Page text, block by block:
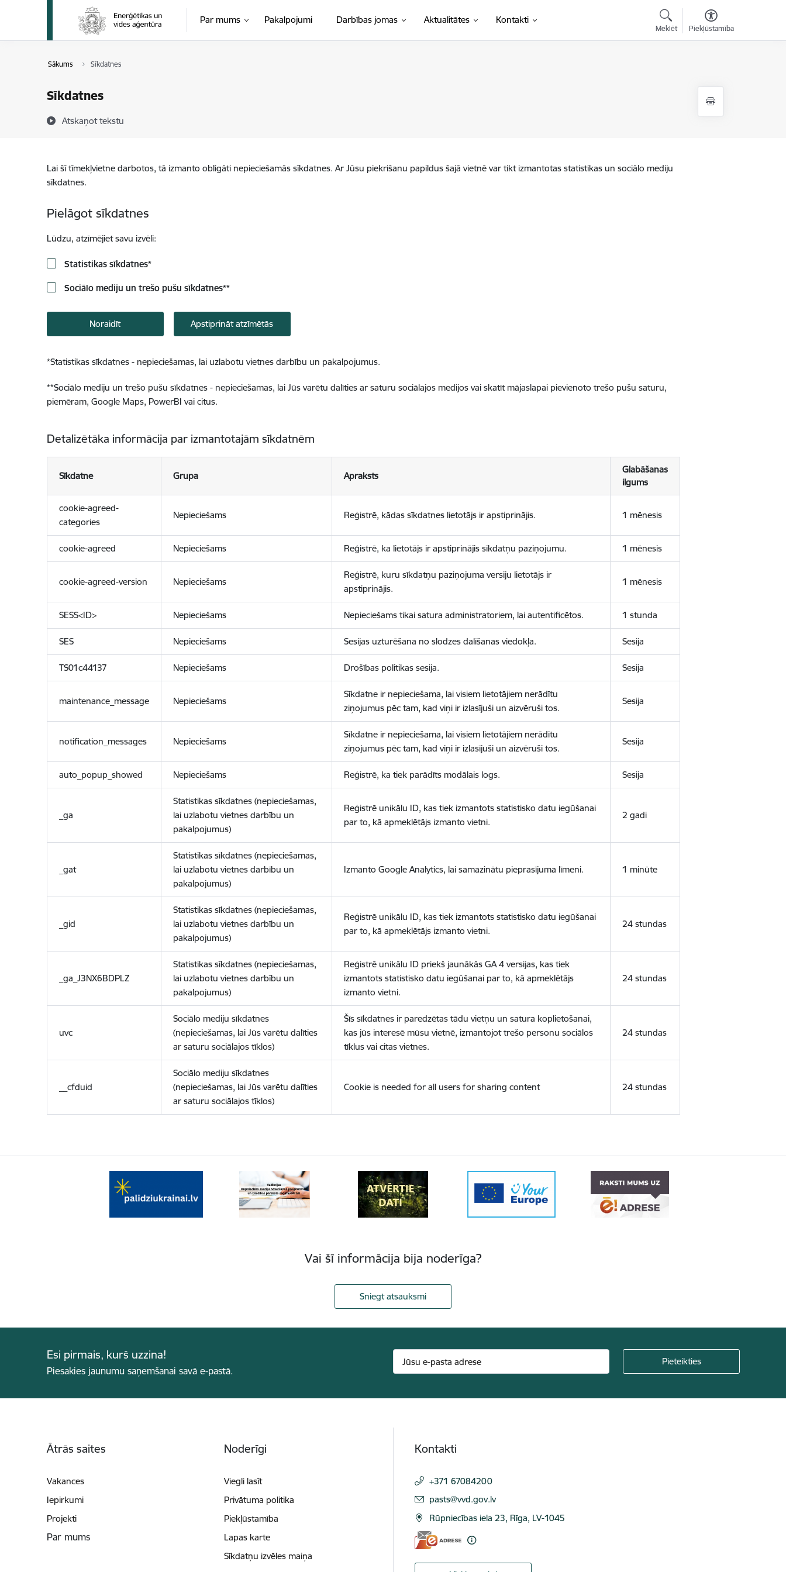
Pāriet uz lapas saturu
Par mums Pakalpojumi Darbības jomas Aktualitātes Kontakti
Meklēt Piekļūstamība
Sākums Sīkdatnes
Sīkdatnes
Atskaņot tekstu
Lai šī tīmekļvietne darbotos, tā izmanto obligāti nepieciešamās sīkdatnes. Ar Jūsu piekrišanu papildus šajā vietnē var tikt izmantotas statistikas un sociālo mediju
sīkdatnes.
Pielāgot sīkdatnes
Lūdzu, atzīmējiet savu izvēli:
Statistikas sīkdatnes*
Sociālo mediju un trešo pušu sīkdatnes**
Noraidīt Apstiprināt atzīmētās
*Statistikas sīkdatnes - nepieciešamas, lai uzlabotu vietnes darbību un pakalpojumus.
**Sociālo mediju un trešo pušu sīkdatnes - nepieciešamas, lai Jūs varētu dalīties ar saturu sociālajos medijos vai skatīt mājaslapai pievienoto trešo pušu saturu,
piemēram, Google Maps, PowerBI vai citus.
Detalizētāka informācija par izmantotajām sīkdatnēm
Sīkdatne Grupa Apraksts
Glabāšanas
ilgums
cookie-agreed-
categories
Nepieciešams Reģistrē, kādas sīkdatnes lietotājs ir apstiprinājis. 1 mēnesis
cookie-agreed Nepieciešams Reģistrē, ka lietotājs ir apstiprinājis sīkdatņu paziņojumu. 1 mēnesis
cookie-agreed-version Nepieciešams
Reģistrē, kuru sīkdatņu paziņojuma versiju lietotājs ir
apstiprinājis.
1 mēnesis
SESS<ID> Nepieciešams Nepieciešams tikai satura administratoriem, lai autentificētos. 1 stunda
SES Nepieciešams Sesijas uzturēšana no slodzes dalīšanas viedokļa. Sesija
TS01c44137 Nepieciešams Drošības politikas sesija. Sesija
maintenance_message Nepieciešams
Sīkdatne ir nepieciešama, lai visiem lietotājiem nerādītu
ziņojumus pēc tam, kad viņi ir izlasījuši un aizvēruši tos.
Sesija
notification_messages Nepieciešams
Sīkdatne ir nepieciešama, lai visiem lietotājiem nerādītu
ziņojumus pēc tam, kad viņi ir izlasījuši un aizvēruši tos.
Sesija
auto_popup_showed Nepieciešams Reģistrē, ka tiek parādīts modālais logs. Sesija
_ga
Statistikas sīkdatnes (nepieciešamas,
lai uzlabotu vietnes darbību un
pakalpojumus)
Reģistrē unikālu ID, kas tiek izmantots statistisko datu iegūšanai
par to, kā apmeklētājs izmanto vietni.
2 gadi
_gat
Statistikas sīkdatnes (nepieciešamas,
lai uzlabotu vietnes darbību un
pakalpojumus)
Izmanto Google Analytics, lai samazinātu pieprasījuma līmeni. 1 minūte
_gid
Statistikas sīkdatnes (nepieciešamas,
lai uzlabotu vietnes darbību un
pakalpojumus)
Reģistrē unikālu ID, kas tiek izmantots statistisko datu iegūšanai
par to, kā apmeklētājs izmanto vietni.
24 stundas
_ga_J3NX6BDPLZ
Statistikas sīkdatnes (nepieciešamas,
lai uzlabotu vietnes darbību un
pakalpojumus)
Reģistrē unikālu ID priekš jaunākās GA 4 versijas, kas tiek
izmantots statistisko datu iegūšanai par to, kā apmeklētājs
izmanto vietni.
24 stundas
uvc
Sociālo mediju sīkdatnes
(nepieciešamas, lai Jūs varētu dalīties
ar saturu sociālajos tīklos)
Šīs sīkdatnes ir paredzētas tādu vietņu un satura koplietošanai,
kas jūs interesē mūsu vietnē, izmantojot trešo personu sociālos
tīklus vai citas vietnes.
24 stundas
__cfduid
Sociālo mediju sīkdatnes
(nepieciešamas, lai Jūs varētu dalīties
ar saturu sociālajos tīklos)
Cookie is needed for all users for sharing content 24 stundas
Vai šī informācija bija noderīga?
Sniegt atsauksmi
Esi pirmais, kurš uzzina!
Piesakies jaunumu saņemšanai savā e-pastā.
Ātrās saites
Vakances
Iepirkumi
Projekti
Par mums
Noderīgi
Viegli lasīt
Privātuma politika
Piekļūstamība
Lapas karte
Sīkdatņu izvēles maiņa
Kontakti
+371 67084200
E-pasts:
pasts@vvd.gov.lv
Rūpniecības iela 23, Rīga, LV-1045